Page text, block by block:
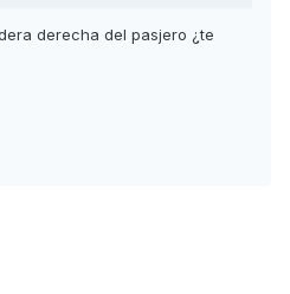
derecha del pasjero ¿te